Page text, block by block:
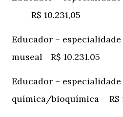
R$ 10.231,05
Educador –
museal
R$ 10.231,05
Educador – especialidade
química/bioquímica
R$